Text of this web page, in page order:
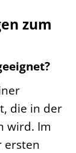
zum
die in der
wird. Im
ersten